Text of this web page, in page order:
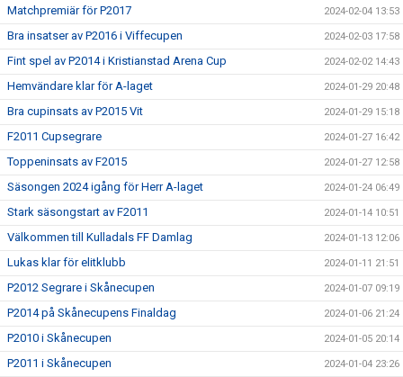
Matchpremiär för P2017 2024-02-04 13:53
Bra insatser av P2016 i Viffecupen 2024-02-03 17:58
Fint spel av P2014 i Kristianstad Arena Cup 2024-02-02 14:43
Hemvändare klar för A-laget 2024-01-29 20:48
Bra cupinsats av P2015 Vit 2024-01-29 15:18
F2011 Cupsegrare 2024-01-27 16:42
Toppeninsats av F2015 2024-01-27 12:58
Säsongen 2024 igång för Herr A-laget 2024-01-24 06:49
Stark säsongstart av F2011 2024-01-14 10:51
Välkommen till Kulladals FF Damlag 2024-01-13 12:06
Lukas klar för elitklubb 2024-01-11 21:51
P2012 Segrare i Skånecupen 2024-01-07 09:19
P2014 på Skånecupens Finaldag 2024-01-06 21:24
P2010 i Skånecupen 2024-01-05 20:14
P2011 i Skånecupen 2024-01-04 23:26